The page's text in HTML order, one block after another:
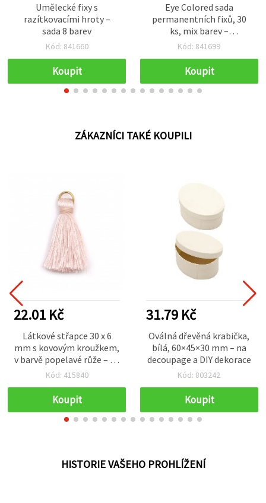
Umělecké fixy s
razítkovacími hroty –
sada 8 barev
Kód: 841660
Koupit
Eye Colored sada
permanentních fixů, 30
ks, mix barev –
permanentní inkoust,
proti vyblednutí; na papír,
plast, kov a sklo;
ergonomický design pro
Kód: 841699
Koupit
ZÁKAZNÍCI TAKÉ KOUPILI
22.01 Kč
Látkové střapce 30 x 6
mm s kovovým kroužkem,
v barvě popelavé růže – 10
ks, malé střapce pro
klíčenky, scrapbooking,
boho DIY
Kód: 415840
Koupit
31.79 Kč
Oválná dřevěná krabička,
bílá, 60×45×30 mm – na
decoupage a DIY dekorace
Kód: 803242
Koupit
HISTORIE VAŠEHO PROHLÍŽENÍ